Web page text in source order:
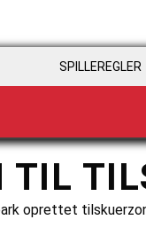
SPILLEREGLER
oprettet